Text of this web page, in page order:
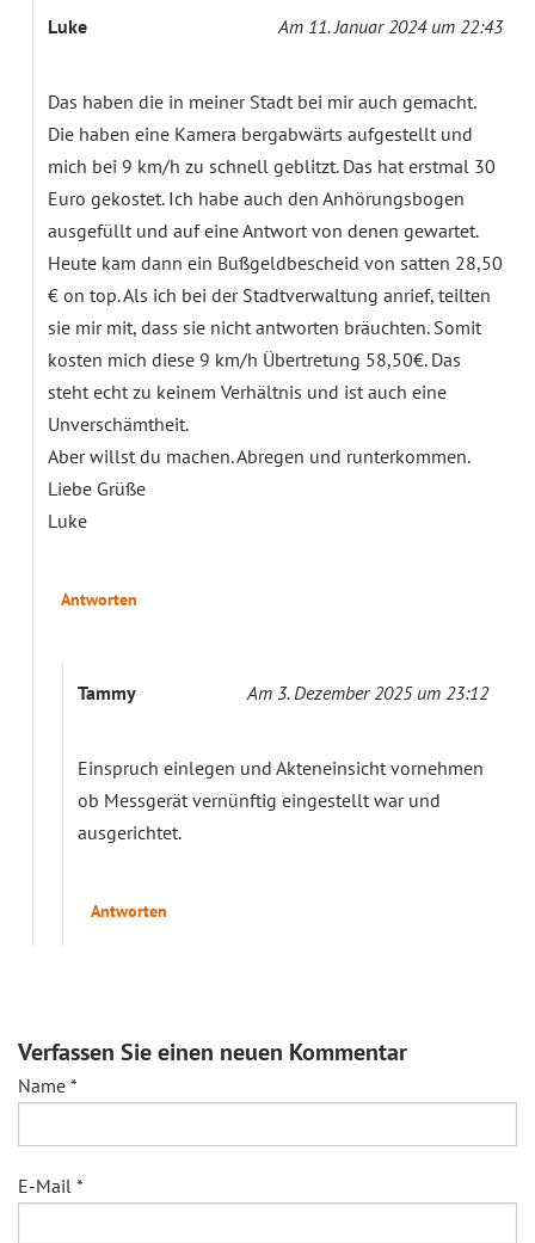
Luke Am 11. Januar 2024 um 22:43
Das haben die in meiner Stadt bei mir auch gemacht.
Die haben eine Kamera bergabwärts aufgestellt und
mich bei 9 km/h zu schnell geblitzt. Das hat erstmal 30
Euro gekostet. Ich habe auch den Anhörungsbogen
ausgefüllt und auf eine Antwort von denen gewartet.
Heute kam dann ein Bußgeldbescheid von satten 28,50
€ on top. Als ich bei der Stadtverwaltung anrief, teilten
sie mir mit, dass sie nicht antworten bräuchten. Somit
kosten mich diese 9 km/h Übertretung 58,50€. Das
steht echt zu keinem Verhältnis und ist auch eine
Unverschämtheit.
Aber willst du machen. Abregen und runterkommen.
Liebe Grüße
Luke
Antworten
Tammy Am 3. Dezember 2025 um 23:12
Einspruch einlegen und Akteneinsicht vornehmen
ob Messgerät vernünftig eingestellt war und
ausgerichtet.
Antworten
Verfassen Sie einen neuen Kommentar
Name *
E-Mail *